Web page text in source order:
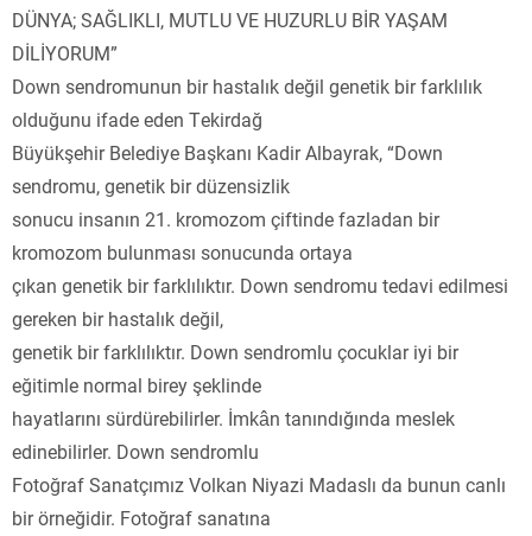
DÜNYA; SAĞLIKLI, MUTLU VE HUZURLU BİR YAŞAM
DİLİYORUM”
Down sendromunun bir hastalık değil genetik bir farklılık
olduğunu ifade eden Tekirdağ
Büyükşehir Belediye Başkanı Kadir Albayrak, “Down
sendromu, genetik bir düzensizlik
sonucu insanın 21. kromozom çiftinde fazladan bir
kromozom bulunması sonucunda ortaya
çıkan genetik bir farklılıktır. Down sendromu tedavi edilmesi
gereken bir hastalık değil,
genetik bir farklılıktır. Down sendromlu çocuklar iyi bir
eğitimle normal birey şeklinde
hayatlarını sürdürebilirler. İmkân tanındığında meslek
edinebilirler. Down sendromlu
Fotoğraf Sanatçımız Volkan Niyazi Madaslı da bunun canlı
bir örneğidir. Fotoğraf sanatına